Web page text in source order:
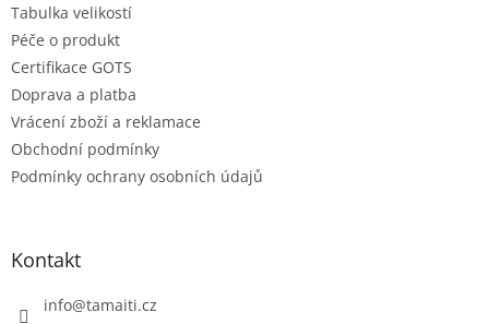
Tabulka velikostí
Péče o produkt
Certifikace GOTS
Doprava a platba
Vrácení zboží a reklamace
Obchodní podmínky
Podmínky ochrany osobních údajů
Kontakt
info@tamaiti.cz